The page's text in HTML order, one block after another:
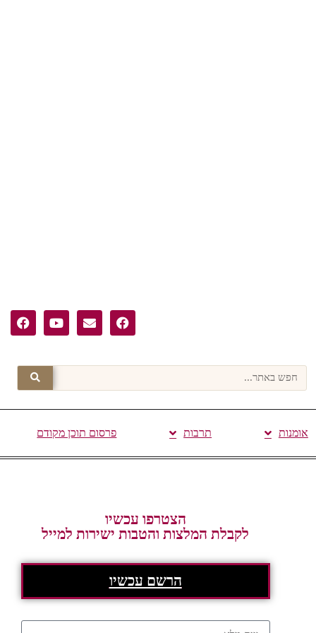
אומנות תרבות פרסום תוכן מקודם
הצטרפו עכשיו
לקבלת המלצות והטבות ישירות למייל
הרשם עכשיו